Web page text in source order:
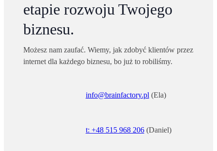
etapie rozwoju Twojego
biznesu.
Możesz nam zaufać. Wiemy, jak zdobyć klientów przez
internet dla każdego biznesu, bo już to robiliśmy.
info@brainfactory.pl (Ela)
t: +48 515 968 206(Daniel)